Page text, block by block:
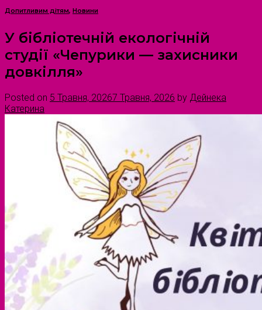
Допитливим дітям, Новини
У бібліотечній екологічній
студії «Чепурики — захисники
довкілля»
Posted on 5 Травня, 20267 Травня, 2026 by Дейнека
Катерина